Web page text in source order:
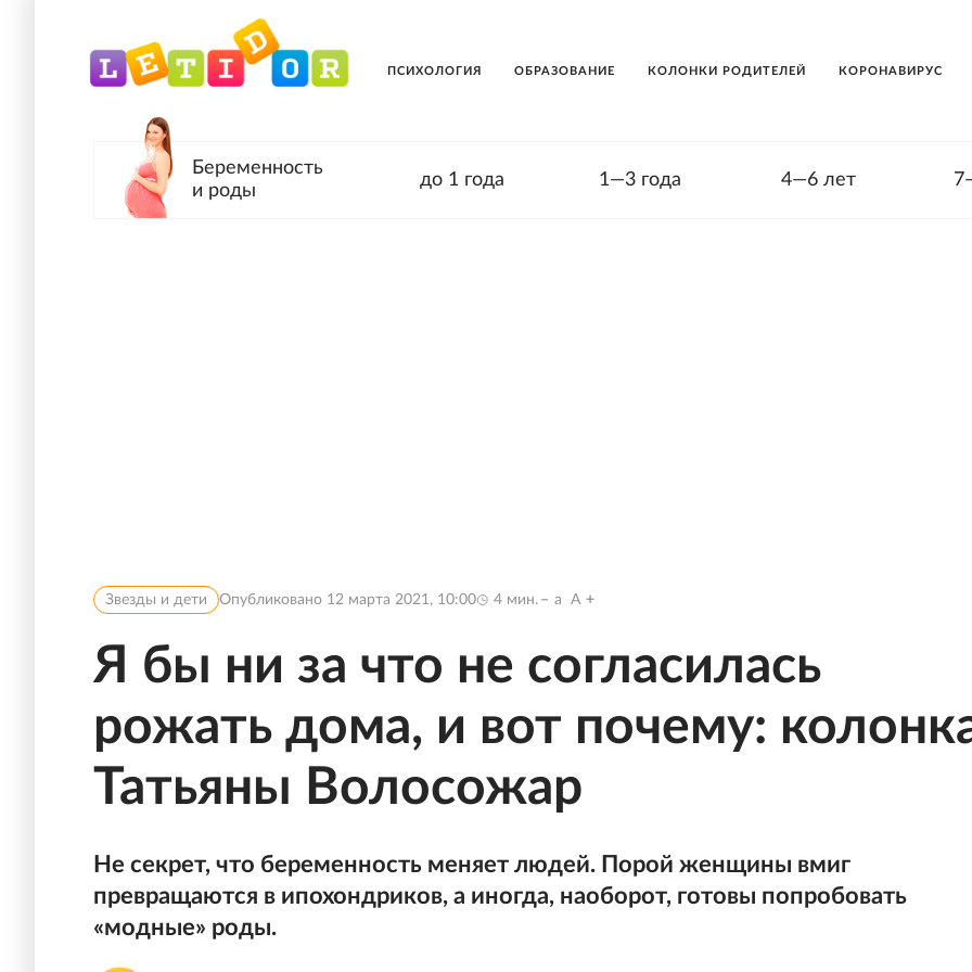
ПСИХОЛОГИЯ ОБРАЗОВАНИЕ КОЛОНКИ РОДИТЕЛЕЙ КОРОНАВИРУС
Беременность
и роды
до 1 года 1—3 года 4—6 лет
Звезды и дети Опубликовано 12 марта 2021, 10:00 4 мин. a A
Я бы ни за что не согласилась
рожать дома, и вот почему:
Татьяны Волосожар
Не секрет, что беременность меняет людей. Порой женщины вмиг
превращаются в ипохондриков, а иногда, наоборот, готовы попробовать
«модные» роды.